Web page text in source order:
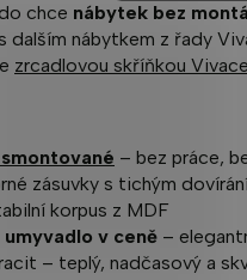
chce nábytek bez
dalším nábytkem z řady
zrcadlovou skříňkou
– bez práce,
zásuvky s tichým
korpus z MDF
v ceně –
– teplý, nadčasový a